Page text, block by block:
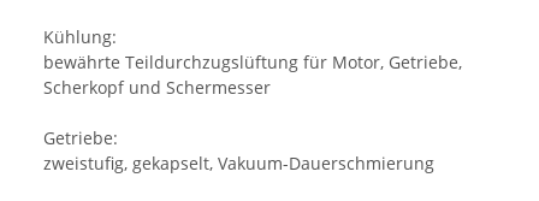
Kühlung:
bewährte Teildurchzugslüftung für Motor, Getriebe,
Scherkopf und Schermesser
Getriebe:
zweistufig, gekapselt, Vakuum-Dauerschmierung